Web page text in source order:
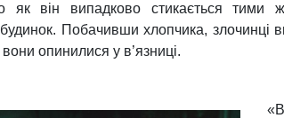
як він випадково стикається тими
Побачивши хлопчика, злочинці
опинилися у в’язниці.
«